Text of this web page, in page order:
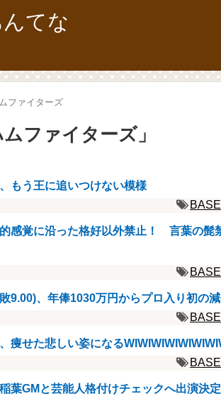
てな
ファイターズ
ファイターズ」
もう王に追いつけない模様
感覚に沿った格好以外禁止！ 言葉の髭
9.00)、年俸1030万円からプロ入り初の
痩せた悲しい姿になる
葉GMと芸能人格付けチェックへ出演決定